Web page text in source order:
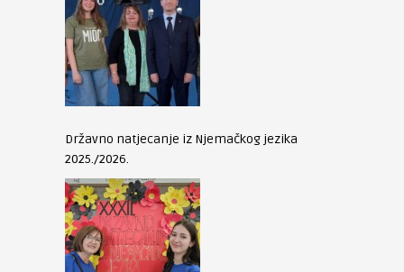
Državno natjecanje iz Njemačkog jezika
2025./2026.